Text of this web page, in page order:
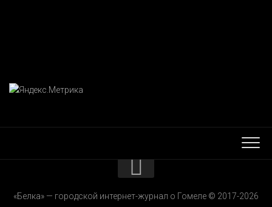
РЕКЛАМОДАТЕЛЯМ
«Белка» — городской интернет-журнал о Гомеле © 2017-2026